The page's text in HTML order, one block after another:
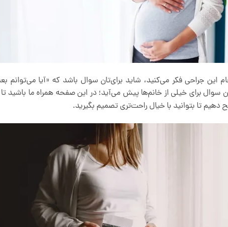
این جراحی فکر می‌کنید، شاید برای‌تان سوال باشد که «آیا می‌توانم
سوال برای خیلی از خانم‌ها پیش می‌آید؛ در این صفحه همراه ما باشید تا
دهیم تا بتوانید با خیال راحت‌تری تصمیم بگیرید.